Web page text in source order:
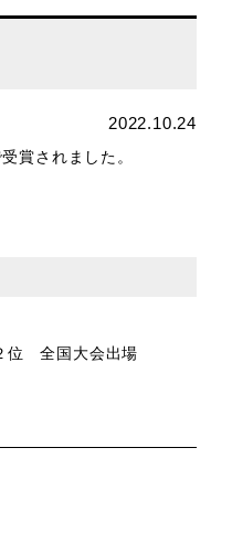
2022.10.24
受賞されました。
全国大会出場